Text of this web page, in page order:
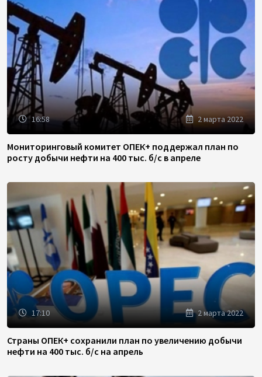
16:58 2 марта 2022
Мониторинговый комитет ОПЕК+ поддержал план по
росту добычи нефти на 400 тыс. б/с в апреле
17:10 2 марта 2022
Страны ОПЕК+ сохранили план по увеличению добычи
нефти на 400 тыс. б/с на апрель